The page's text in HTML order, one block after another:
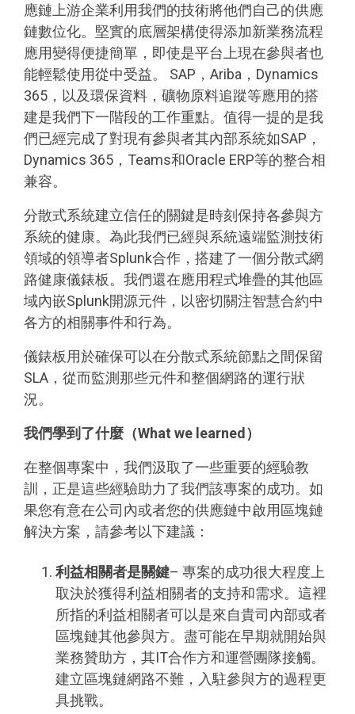
應鏈上游企業利用我們的技術將他們自己的供應
鏈數位化。堅實的底層架構使得添加新業務流程
應用變得便捷簡單，即使是平台上現在參與者也
能輕鬆使用從中受益。 SAP，Ariba，Dynamics
365，以及環保資料，礦物原料追蹤等應用的搭
建是我們下一階段的工作重點。值得一提的是我
們已經完成了對現有參與者其內部系統如SAP，
Dynamics 365，Teams和Oracle ERP等的整合相
兼容。
分散式系統建立信任的關鍵是時刻保持各參與方
系統的健康。為此我們已經與系統遠端監測技術
領域的領導者Splunk合作，搭建了一個分散式網
路健康儀錶板。我們還在應用程式堆疊的其他區
域內嵌Splunk開源元件，以密切關注智慧合約中
各方的相關事件和行為。
儀錶板用於確保可以在分散式系統節點之間保留
SLA，從而監測那些元件和整個網路的運行狀
況。
我們學到了什麼（What we learned ）
在整個專案中，我們汲取了一些重要的經驗教
訓，正是這些經驗助力了我們該專案的成功。如
果您有意在公司內或者您的供應鏈中啟用區塊鏈
解決方案，請參考以下建議：
利益相關者是關鍵– 專案的成功很大程度上
取決於獲得利益相關者的支持和需求。這裡
所指的利益相關者可以是來自貴司內部或者
區塊鏈其他參與方。盡可能在早期就開始與
業務贊助方，其IT合作方和運營團隊接觸。
建立區塊鏈網路不難，入駐參與方的過程更
具挑戰。